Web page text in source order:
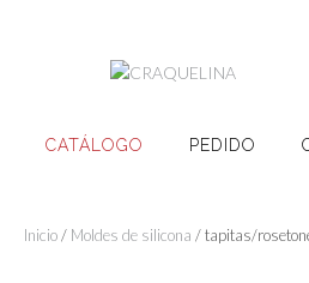
CATÁLOGO PEDIDO
Inicio/ Moldes de silicona / tapitas/